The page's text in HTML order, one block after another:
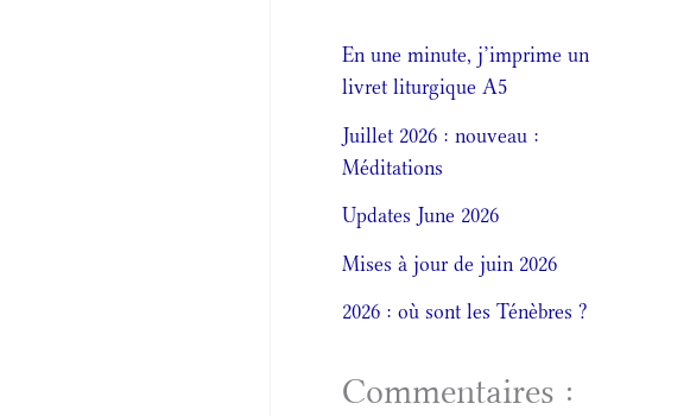
En une minute, j’imprime un
livret liturgique A5
Juillet 2026 : nouveau :
Méditations
Updates June 2026
Mises à jour de juin 2026
2026 : où sont les Ténèbres ?
Commentaires :